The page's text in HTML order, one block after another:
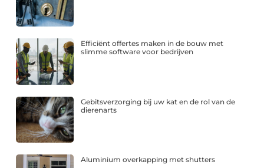
Efficiënt offertes maken in de bouw met
slimme software voor bedrijven
Gebitsverzorging bij uw kat en de rol van de
dierenarts
Aluminium overkapping met shutters